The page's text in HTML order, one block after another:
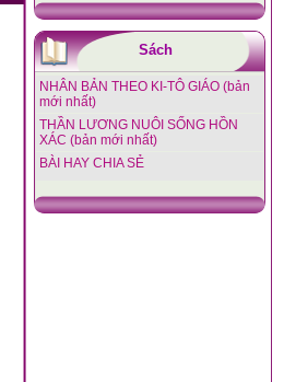
Sách
NHÂN BẢN THEO KI-TÔ GIÁO (bản
mới nhất)
THẦN LƯƠNG NUÔI SỐNG HỒN
XÁC (bản mới nhất)
BÀI HAY CHIA SẺ